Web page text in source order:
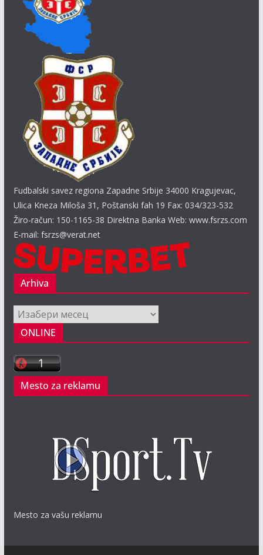
Fudbalski savez regiona Zapadne Srbije 34000 Kragujevac,
Ulica Kneza Miloša 31, Poštanski fah 19 Fax: 034/323-532
Žiro-račun: 150-1165-38 Direktna Banka Web: www.fsrzs.com
E-mail: fsrzs@verat.net
Arhiva
Arhiva
ONLINE
Mesto za reklamu
Mesto za vašu reklamu